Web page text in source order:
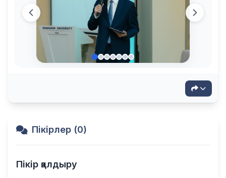
Пікірлер (0)
Пікір қалдыру